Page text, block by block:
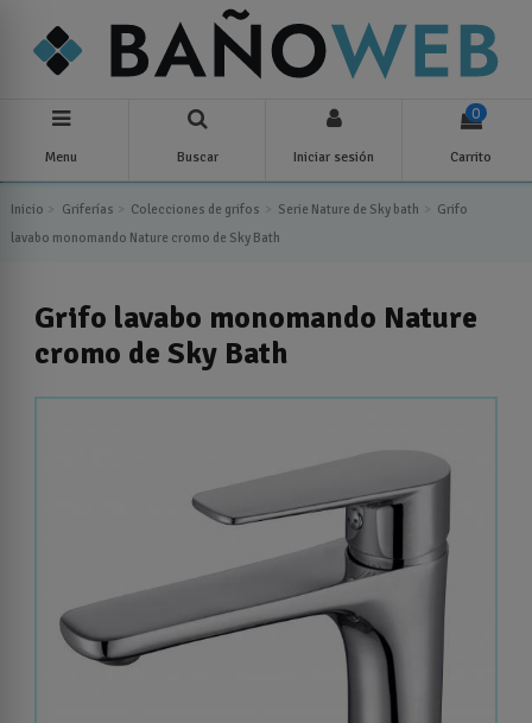
Menu Buscar Iniciar sesión
0
Carrito
Inicio Griferías Colecciones de grifos Serie Nature de Sky bath
Grifo
lavabo monomando Nature cromo de Sky Bath
Grifo lavabo monomando Nature
cromo de Sky Bath